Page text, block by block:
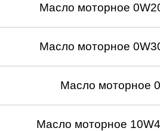
Масло моторное
Масло моторное
Масло моторное
Масло моторное